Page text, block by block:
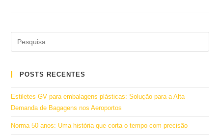
POSTS RECENTES
Estiletes GV para embalagens plásticas: Solução para a Alta
Demanda de Bagagens nos Aeroportos
Norma 50 anos: Uma história que corta o tempo com precisão